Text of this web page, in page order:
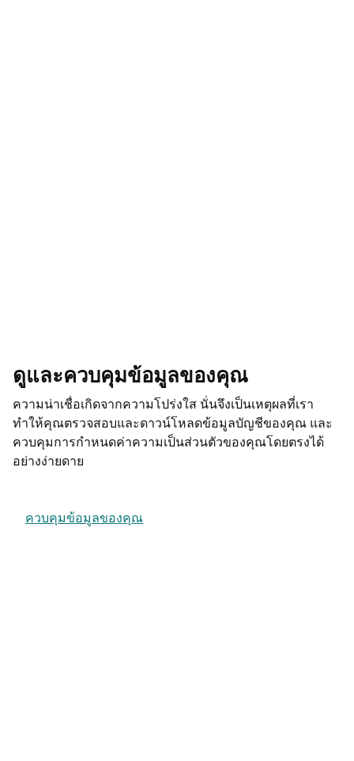
ดูและควบคุมข้อมูลของคุณ
ความน่าเชื่อเกิดจากความโปร่งใส นั่นจึงเป็นเหตุผลที่เรา
ทำให้คุณตรวจสอบและดาวน์โหลดข้อมูลบัญชีของคุณ และ
ควบคุมการกำหนดค่าความเป็นส่วนตัวของคุณโดยตรงได้
อย่างง่ายดาย
ควบคุมข้อมูลของคุณ